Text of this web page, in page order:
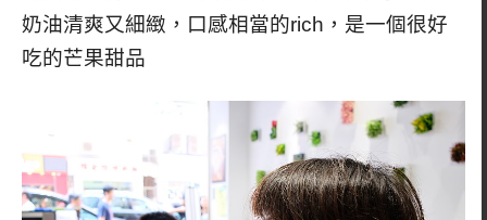
奶油清爽又細緻，口感相當的rich，是一個很好
吃的芒果甜品